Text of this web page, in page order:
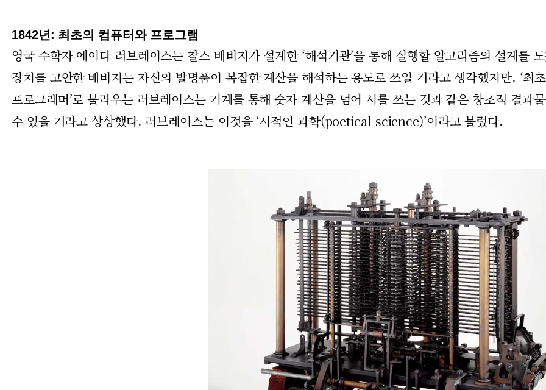
1842년: 최초의 컴퓨터와 프로그램
영국 수학자 에이다 러브레이스는 찰스 배비지가 설계한 ‘해석기관’을 통해 실행할 알고리즘의 설계를
장치를 고안한 배비지는 자신의 발명품이 복잡한 계산을 해석하는 용도로 쓰일 거라고 생각했지만, ‘최
프로그래머’로 불리우는 러브레이스는 기계를 통해 숫자 계산을 넘어 시를 쓰는 것과 같은 창조적 결과
수 있을 거라고 상상했다. 러브레이스는 이것을 ‘시적인 과학(poetical science)’이라고 불렀다.